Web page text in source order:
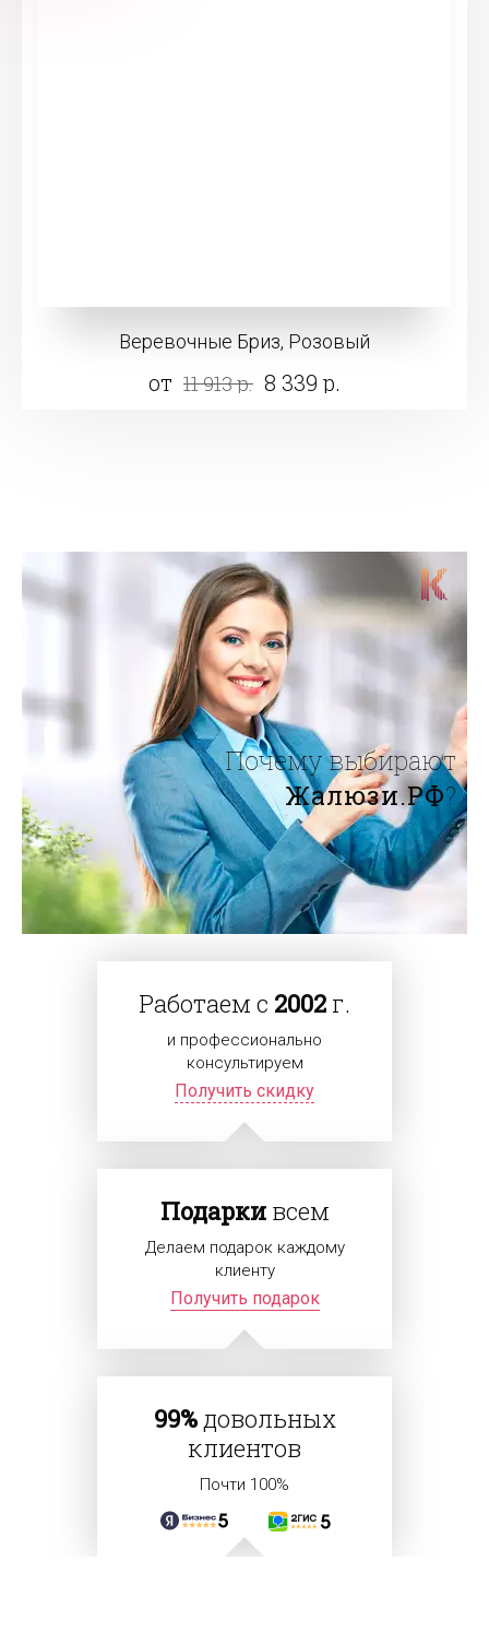
Веревочные Бриз, Розовый
от 11 913 р. 8 339 р.
Почему выбирают
Жалюзи.РФ?
Работаем с 2002 г.
и профессионально
консультируем
Получить скидку
Подаркивсем
Делаем подарок каждому
клиенту
Получить подарок
99%довольных
клиентов
Почти 100%